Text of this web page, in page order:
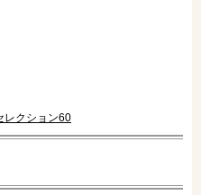
レクション60